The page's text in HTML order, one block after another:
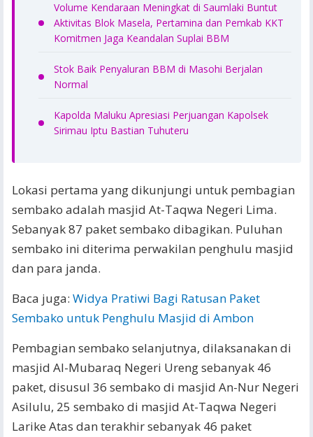
Volume Kendaraan Meningkat di Saumlaki Buntut
Aktivitas Blok Masela, Pertamina dan Pemkab KKT
Komitmen Jaga Keandalan Suplai BBM
Stok Baik Penyaluran BBM di Masohi Berjalan
Normal
Kapolda Maluku Apresiasi Perjuangan Kapolsek
Sirimau Iptu Bastian Tuhuteru
Lokasi pertama yang dikunjungi untuk pembagian
sembako adalah masjid At-Taqwa Negeri Lima.
Sebanyak 87 paket sembako dibagikan. Puluhan
sembako ini diterima perwakilan penghulu masjid
dan para janda.
Baca juga: Widya Pratiwi Bagi Ratusan Paket
Sembako untuk Penghulu Masjid di Ambon
Pembagian sembako selanjutnya, dilaksanakan di
masjid Al-Mubaraq Negeri Ureng sebanyak 46
paket, disusul 36 sembako di masjid An-Nur Negeri
Asilulu, 25 sembako di masjid At-Taqwa Negeri
Larike Atas dan terakhir sebanyak 46 paket